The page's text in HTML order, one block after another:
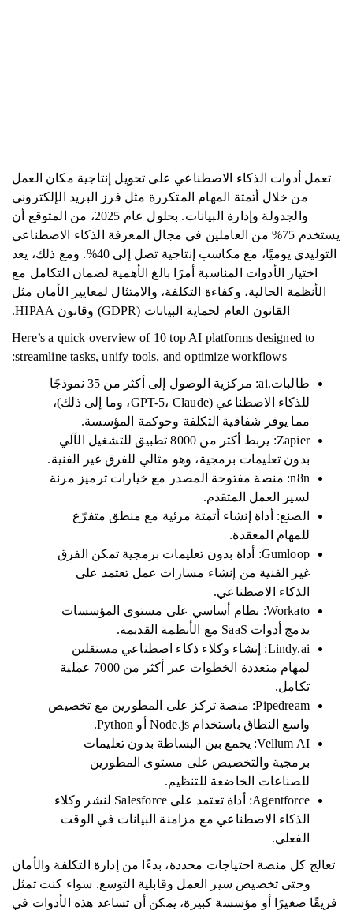
تعمل أدوات الذكاء الاصطناعي على تحويل إنتاجية مكان العمل
من خلال أتمتة المهام المتكررة مثل فرز البريد الإلكتروني
والجدولة وإدارة البيانات. بحلول عام 2025، من المتوقع أن
يستخدم 75% من العاملين في مجال المعرفة الذكاء الاصطناعي
التوليدي يوميًا، مع مكاسب إنتاجية تصل إلى 40%. ومع ذلك، يعد
اختيار الأدوات المناسبة أمرًا بالغ الأهمية لضمان التكامل مع
الأنظمة الحالية، وكفاءة التكلفة، والامتثال لمعايير الأمان مثل
القانون العام لحماية البيانات (GDPR) وقانون HIPAA.
Here’s a quick overview of 10 top AI platforms designed to
streamline tasks, unify tools, and optimize workflows:
طالبات.ai: مركزية الوصول إلى أكثر من 35 نموذجًا
للذكاء الاصطناعي (GPT-5، Claude، وما إلى ذلك)،
مما يوفر شفافية التكلفة وحوكمة المؤسسة.
Zapier: يربط أكثر من 8000 تطبيق للتشغيل الآلي
بدون تعليمات برمجية، وهو مثالي للفرق غير الفنية.
n8n: منصة مفتوحة المصدر مع خيارات ترميز مرنة
لسير العمل المتقدم.
الصنع: أداة إنشاء أتمتة مرئية مع منطق متفرّع
للمهام المعقدة.
Gumloop: أداة بدون تعليمات برمجية تمكن الفرق
غير الفنية من إنشاء مسارات عمل تعتمد على
الذكاء الاصطناعي.
Workato: نظام أساسي على مستوى المؤسسات
يدمج أدوات SaaS مع الأنظمة القديمة.
Lindy.ai: إنشاء وكلاء ذكاء اصطناعي مستقلين
لمهام متعددة الخطوات عبر أكثر من 7000 عملية
تكامل.
Pipedream: منصة تركز على المطورين مع تخصيص
واسع النطاق باستخدام Node.js أو Python.
Vellum AI: يجمع بين البساطة بدون تعليمات
برمجية والتخصيص على مستوى المطورين
للصناعات الخاضعة للتنظيم.
Agentforce: أداة تعتمد على Salesforce لنشر وكلاء
الذكاء الاصطناعي مع مزامنة البيانات في الوقت
الفعلي.
تعالج كل منصة احتياجات محددة، بدءًا من إدارة التكلفة والأمان
وحتى تخصيص سير العمل وقابلية التوسع. سواء كنت تمثل
فريقًا صغيرًا أو مؤسسة كبيرة، يمكن أن تساعد هذه الأدوات في